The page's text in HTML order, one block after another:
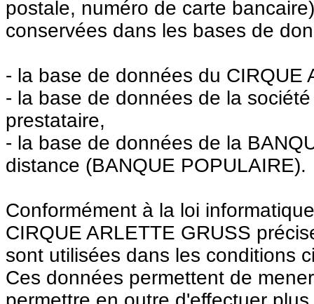
postale, numéro de carte
conservées dans les bases de
- la base de données du CIRQUE
- la base de données de la
prestataire,
- la base de données de la
distance (BANQUE POPULAIRE).
Conformément à la loi
CIRQUE ARLETTE GRUSS
sont utilisées dans les conditions
Ces données permettent de